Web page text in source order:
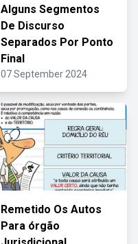
Alguns Segmentos
De Discurso
Separados Por Ponto
Final
07 September 2024
Remetido Os Autos
Para órgão